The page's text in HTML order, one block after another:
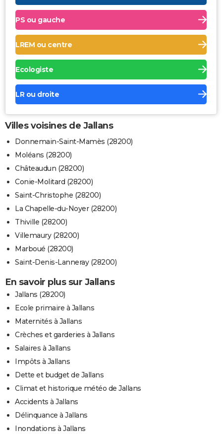
PS ou gauche
LREM ou centre
Ecologiste
LR ou droite
Villes voisines de Jallans
Donnemain-Saint-Mamès (28200)
Moléans (28200)
Châteaudun (28200)
Conie-Molitard (28200)
Saint-Christophe (28200)
La Chapelle-du-Noyer (28200)
Thiville (28200)
Villemaury (28200)
Marboué (28200)
Saint-Denis-Lanneray (28200)
En savoir plus sur Jallans
Jallans (28200)
Ecole primaire à Jallans
Maternités à Jallans
Crèches et garderies à Jallans
Salaires à Jallans
Impôts à Jallans
Dette et budget de Jallans
Climat et historique météo de Jallans
Accidents à Jallans
Délinquance à Jallans
Inondations à Jallans